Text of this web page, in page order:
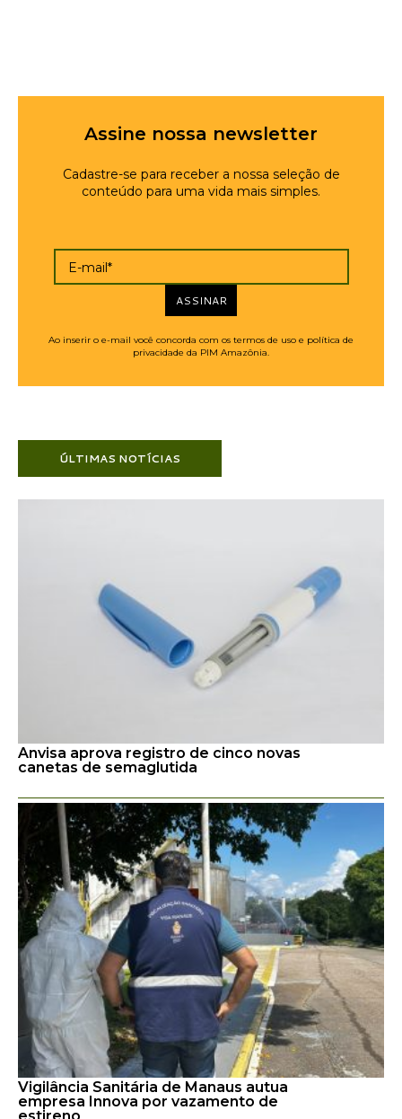
Assine nossa newsletter
Cadastre-se para receber a nossa seleção de
conteúdo para uma vida mais simples.
E-mail*
ASSINAR
Ao inserir o e-mail você concorda com os termos de uso e política de
privacidade da PIM Amazônia.
ÚLTIMAS NOTÍCIAS
Anvisa aprova registro de cinco novas
canetas de semaglutida
Vigilância Sanitária de Manaus autua
empresa Innova por vazamento de